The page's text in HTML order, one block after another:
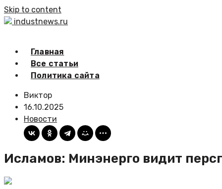
Skip to content
industnews.ru
Главная
Все статьи
Политика сайта
Виктор
16.10.2025
Новости
Исламов: Минэнерго видит